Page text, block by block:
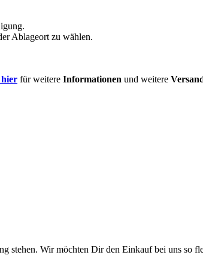
Ablageort zu wählen.
hier für weitere Informationen und weitere
stehen. Wir möchten Dir den Einkauf bei uns so